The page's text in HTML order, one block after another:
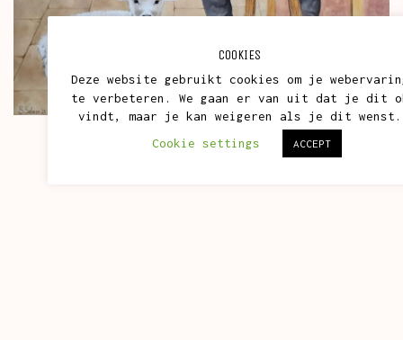
COOKIES
Deze website gebruikt cookies om je
te verbeteren. We gaan er van uit dat je dit
vindt, maar je kan weigeren als je dit wenst.
Cookie settings
ACCEPT